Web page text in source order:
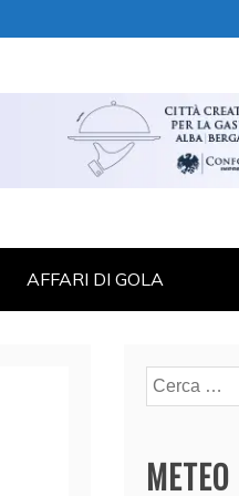
AFFARI DI GOLA
Ricerca
per:
METEO